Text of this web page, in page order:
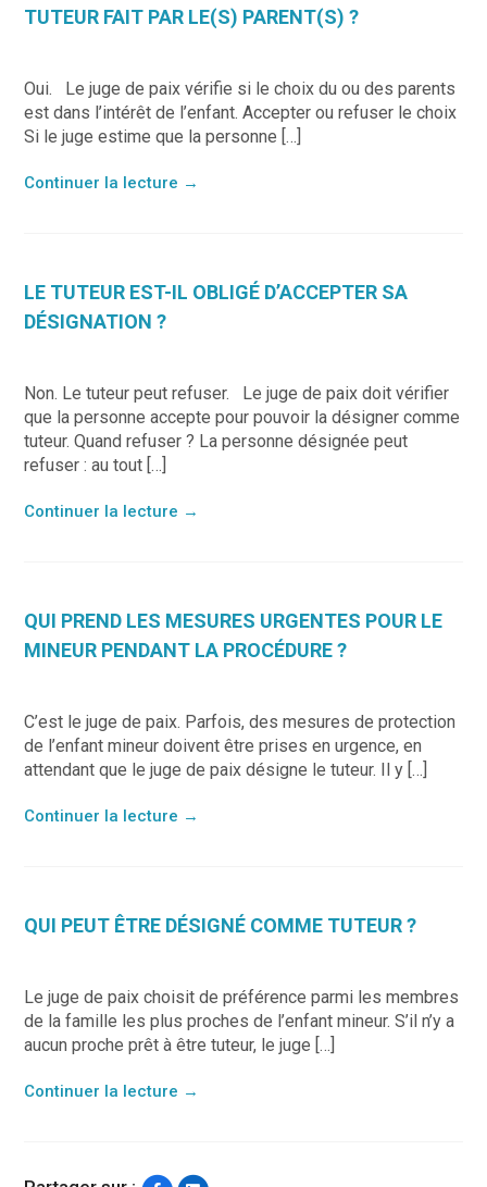
TUTEUR FAIT PAR LE(S) PARENT(S) ?
Oui. Le juge de paix vérifie si le choix du ou des parents
est dans l’intérêt de l’enfant. Accepter ou refuser le choix
Si le juge estime que la personne […]
Continuer la lecture →
LE TUTEUR EST-IL OBLIGÉ D’ACCEPTER SA
DÉSIGNATION ?
Non. Le tuteur peut refuser. Le juge de paix doit vérifier
que la personne accepte pour pouvoir la désigner comme
tuteur. Quand refuser ? La personne désignée peut
refuser : au tout […]
Continuer la lecture →
QUI PREND LES MESURES URGENTES POUR LE
MINEUR PENDANT LA PROCÉDURE ?
C’est le juge de paix. Parfois, des mesures de protection
de l’enfant mineur doivent être prises en urgence, en
attendant que le juge de paix désigne le tuteur. Il y […]
Continuer la lecture →
QUI PEUT ÊTRE DÉSIGNÉ COMME TUTEUR ?
Le juge de paix choisit de préférence parmi les membres
de la famille les plus proches de l’enfant mineur. S’il n’y a
aucun proche prêt à être tuteur, le juge […]
Continuer la lecture →